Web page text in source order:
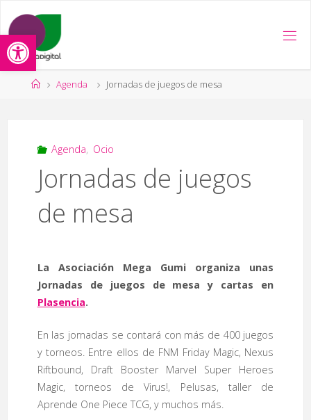
Abrir barra de herramientas
contenido
PáginaAgenda Jornadas de juegos de mesa
Agenda, Ocio
Jornadas de juegos
de mesa
La Asociación Mega Gumi organiza unas
Jornadas de juegos de mesa y cartas en
Plasencia.
En las jornadas se contará con más de 400 juegos
y torneos. Entre ellos de FNM Friday Magic, Nexus
Riftbound, Draft Booster Marvel Super Heroes
Magic, torneos de Virus!, Pelusas, taller de
Aprende One Piece TCG, y muchos más.